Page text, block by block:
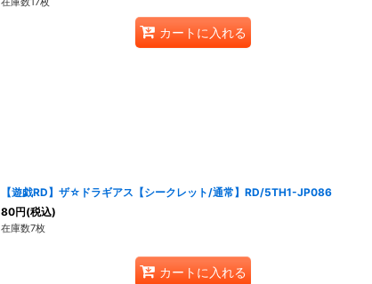
カートに入れる
【遊戯RD】ザ☆ドラギアス【シークレット/通常】RD/5TH1-JP086
80円(税込)
在庫数7枚
カートに入れる